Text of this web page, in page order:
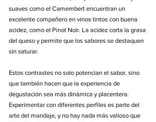
suaves como el Camembert encuentran un
excelente compañero en vinos tintos con buena
acidez, como el Pinot Noir. La acidez corta la grasa
del queso y permite que los sabores se destaquen
sin saturar.
Estos contrastes no solo potencian el sabor, sino
que también hacen que la experiencia de
degustación sea más dinámica y placentera.
Experimentar con diferentes perfiles es parte del
arte del maridaje, y no hay nada más valioso que